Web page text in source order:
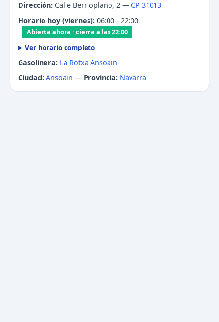
Dirección: Calle Berrioplano, 2 — CP 31013
Horario hoy (viernes): 06:00 - 22:00
Abierta ahora · cierra a las 22:00
Ver horario completo
Gasolinera: La Rotxa Ansoain
Ciudad: Ansoain — Provincia: Navarra